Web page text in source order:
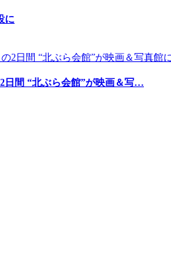
に
日間 “北ぶら会館”が映画＆写…